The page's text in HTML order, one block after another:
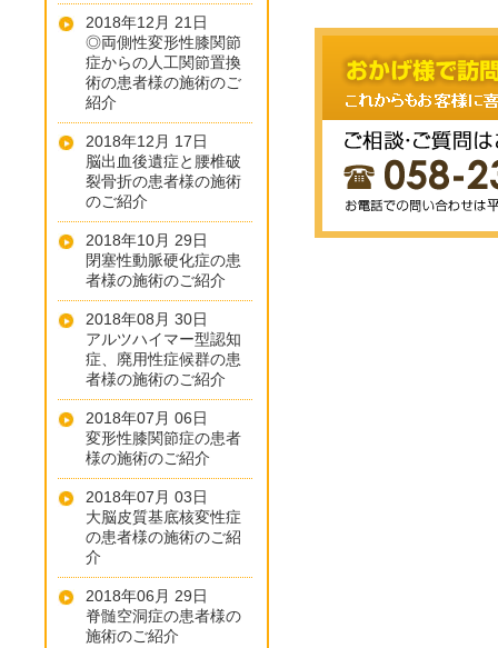
2018年12月 21日
◎両側性変形性膝関節
症からの人工関節置換
術の患者様の施術のご
紹介
2018年12月 17日
脳出血後遺症と腰椎破
裂骨折の患者様の施術
のご紹介
2018年10月 29日
閉塞性動脈硬化症の患
者様の施術のご紹介
2018年08月 30日
アルツハイマー型認知
症、廃用性症候群の患
者様の施術のご紹介
2018年07月 06日
変形性膝関節症の患者
様の施術のご紹介
2018年07月 03日
大脳皮質基底核変性症
の患者様の施術のご紹
介
2018年06月 29日
脊髄空洞症の患者様の
施術のご紹介